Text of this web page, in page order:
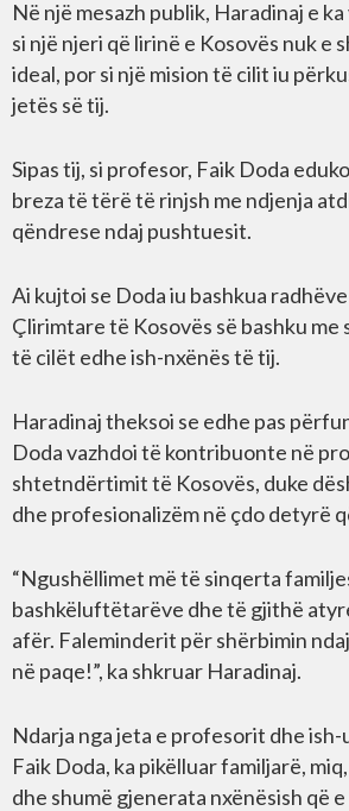
Në një mesazh publik, Haradinaj e
si një njeri që lirinë e Kosovës nuk e
ideal, por si një mision të cilit iu
jetës së tij.
Sipas tij, si profesor, Faik Doda
breza të tërë të rinjsh me ndjenja
qëndrese ndaj pushtuesit.
Ai kujtoi se Doda iu bashkua
Çlirimtare të Kosovës së bashku me
të cilët edhe ish-nxënës të tij.
Haradinaj theksoi se edhe pas
Doda vazhdoi të kontribuonte në
shtetndërtimit të Kosovës, duke
dhe profesionalizëm në çdo detyrë
“Ngushëllimet më të sinqerta
bashkëluftëtarëve dhe të gjithë
afër. Faleminderit për shërbimin
në paqe!”, ka shkruar Haradinaj.
Ndarja nga jeta e profesorit dhe
Faik Doda, ka pikëlluar familjarë,
dhe shumë gjenerata nxënësish që